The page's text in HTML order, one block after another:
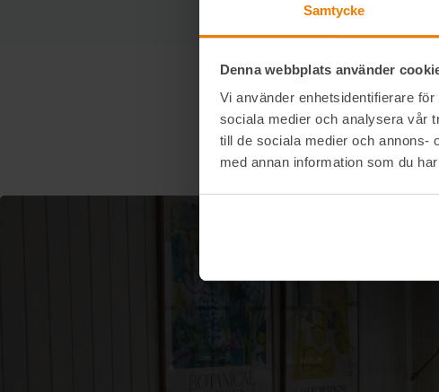
Samtycke
Denna webbplats använder
Vi använder enhetsidentifierare
sociala medier och analysera vår
till de sociala medier och annons-
med annan information som du